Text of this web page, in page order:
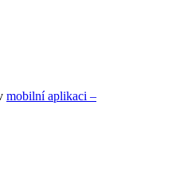
mobilní aplikaci –